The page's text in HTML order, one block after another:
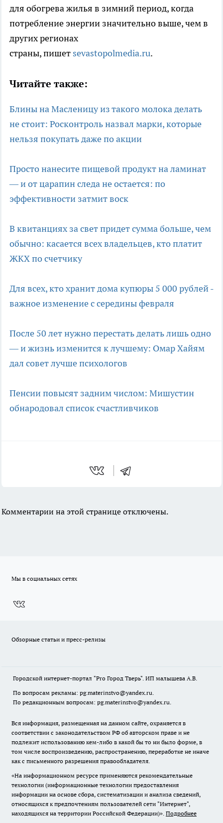
для обогрева жилья в зимний период, когда
потребление энергии значительно выше, чем в
других регионах
страны, пишет sevastopolmedia.ru.
Читайте также:
Блины на Масленицу из такого молока делать
не стоит: Росконтроль назвал марки, которые
нельзя покупать даже по акции
Просто нанесите пищевой продукт на ламинат
— и от царапин следа не остается: по
эффективности затмит воск
В квитанциях за свет придет сумма больше, чем
обычно: касается всех владельцев, кто платит
ЖКХ по счетчику
Для всех, кто хранит дома купюры 5 000 рублей -
важное изменение с середины февраля
После 50 лет нужно перестать делать лишь одно
— и жизнь изменится к лучшему: Омар Хайям
дал совет лучше психологов
Пенсии повысят задним числом: Мишустин
обнародовал список счастливчиков
Комментарии на этой странице отключены.
Мы в социальных сетях
Обзорные статьи и пресс-релизы
Городской интернет-портал "Pro Город Тверь". ИП малышева А.В.
По вопросам рекламы: pg.materinstvo@yandex.ru.
По редакционным вопросам: pg.materinstvo@yandex.ru.
Вся информация, размещенная на данном сайте, охраняется в
соответствии с законодательством РФ об авторском праве и не
подлежит использованию кем-либо в какой бы то ни было форме, в
том числе воспроизведению, распространению, переработке не иначе
как с письменного разрешения правообладателя.
«На информационном ресурсе применяются рекомендательные
технологии (информационные технологии предоставления
информации на основе сбора, систематизации и анализа сведений,
относящихся к предпочтениям пользователей сети "Интернет",
находящихся на территории Российской Федерации)». Подробнее